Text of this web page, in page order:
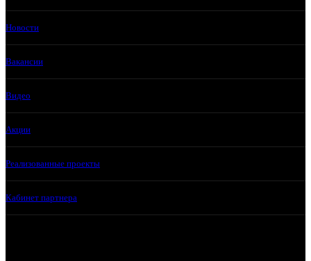
Новости
Вакансии
Видео
Акции
Реализованные проекты
Кабинет партнера